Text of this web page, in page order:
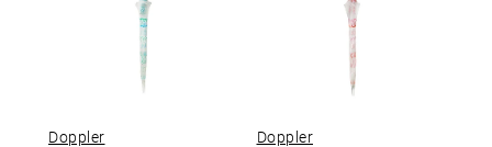
Doppler Doppler